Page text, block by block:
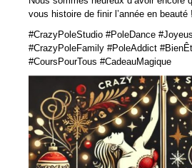
Comment se déroule un cours de
La tenue adéquate pour un cours
Les cours
Informations pratiques
EVJF/ANNIVERSAIRES
PHOTOS
vous histoire de finir l’année en beauté !
#CrazyPoleStudio #PoleDance
#CrazyPoleFamily #PoleAddict
#CoursPourTous #CadeauMagique